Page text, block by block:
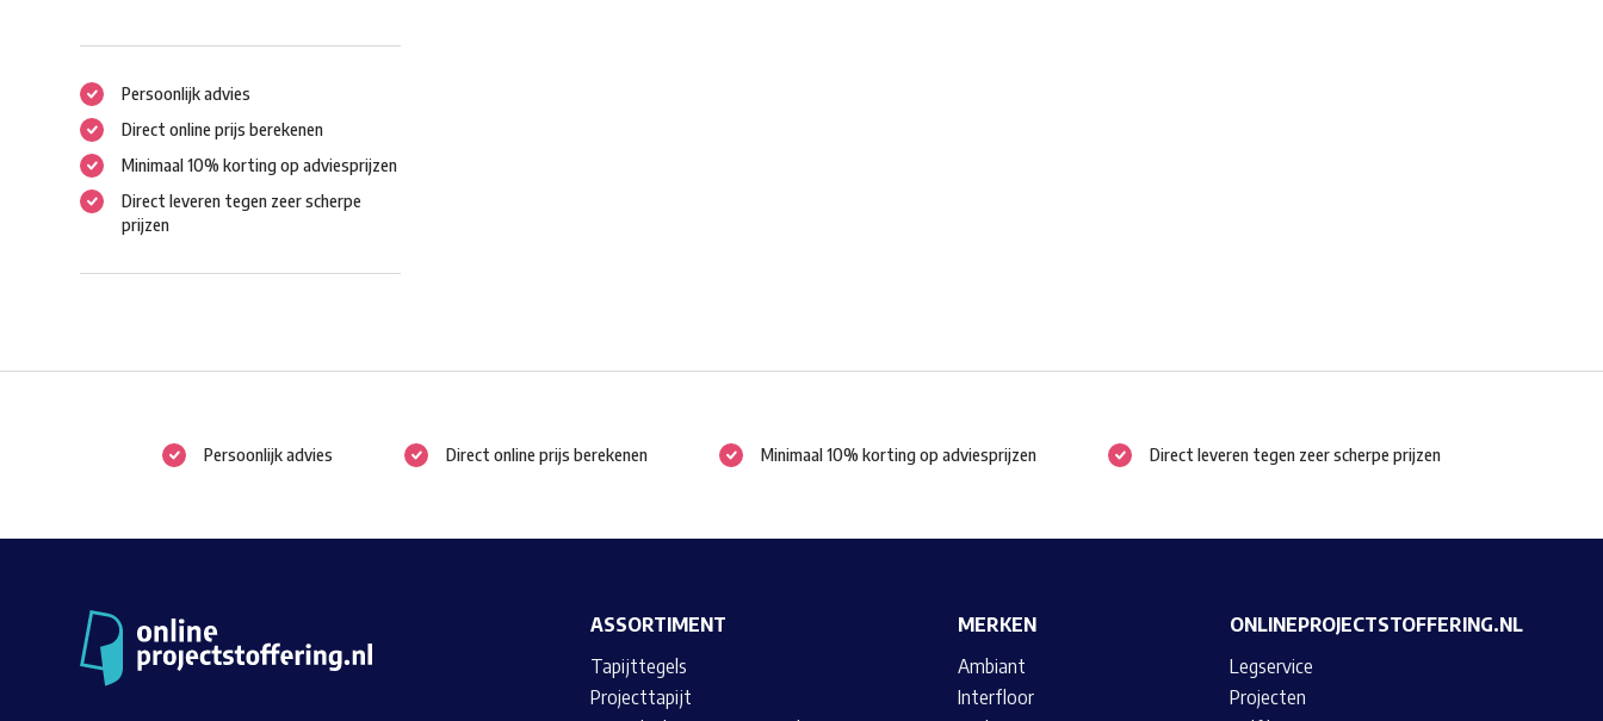
Persoonlijk advies
Direct online prijs berekenen
Minimaal 10% korting op adviesprijzen
Direct leveren tegen zeer scherpe
prijzen
Persoonlijk advies Direct online prijs berekenen Minimaal 10% korting op adviesprijzen Direct leveren tegen zeer scherpe prijzen
ASSORTIMENT
Tapijttegels
Projecttapijt
MERKEN
Ambiant
Interfloor
ONLINEPROJECTSTOFFERING.NL
Legservice
Projecten